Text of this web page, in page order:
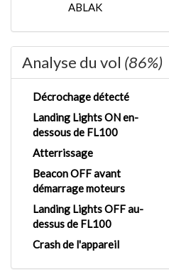
ABLAK
Analyse du vol (86%)
Décrochage détecté
Landing Lights ON en-
dessous de FL100
Atterrissage
Beacon OFF avant
démarrage moteurs
Landing Lights OFF au-
dessus de FL100
Crash de l'appareil